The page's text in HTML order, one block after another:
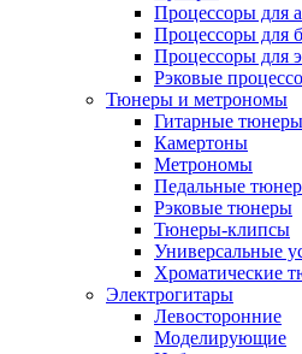
Процессоры для
Процессоры для
Процессоры для
Рэковые
Тюнеры и метрономы
Гитарные тюнеры
Камертоны
Метрономы
Педальные
Рэковые тюнеры
Тюнеры-клипсы
Универсальные
Хроматические
Электрогитары
Левосторонние
Моделирующие